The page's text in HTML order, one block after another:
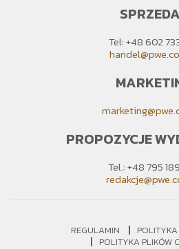
Tel: +48 602
PROPOZYCJE
Tel.: +48 795
REGULAMIN
POLITYKA PLIKÓW